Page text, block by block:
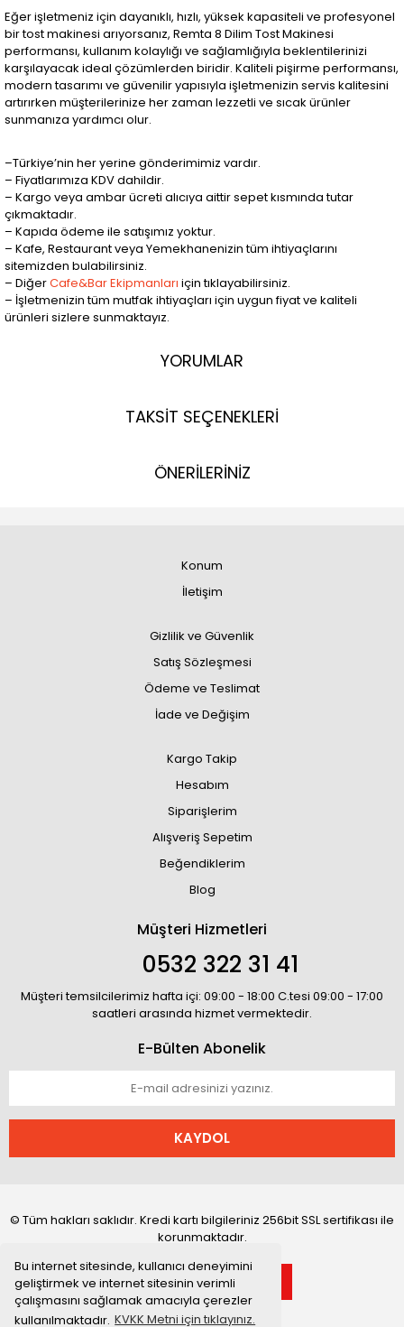
Bu internet sitesinde, kullanıcı deneyimini
geliştirmek ve internet sitesinin verimli
çalışmasını sağlamak amacıyla çerezler
kullanılmaktadır. KVKK Metni için tıklayınız.
Eğer işletmeniz için dayanıklı, hızlı, yüksek kapasiteli ve profesyonel
bir tost makinesi arıyorsanız, Remta 8 Dilim Tost Makinesi
performansı, kullanım kolaylığı ve sağlamlığıyla beklentilerinizi
karşılayacak ideal çözümlerden biridir. Kaliteli pişirme performansı,
modern tasarımı ve güvenilir yapısıyla işletmenizin servis kalitesini
artırırken müşterilerinize her zaman lezzetli ve sıcak ürünler
sunmanıza yardımcı olur.
–Türkiye’nin her yerine gönderimimiz vardır.
– Fiyatlarımıza KDV dahildir.
– Kargo veya ambar ücreti alıcıya aittir sepet kısmında tutar
çıkmaktadır.
– Kapıda ödeme ile satışımız yoktur.
– Kafe, Restaurant veya Yemekhanenizin tüm ihtiyaçlarını
sitemizden bulabilirsiniz.
– DiğerCafe&Bar Ekipmanları için tıklayabilirsiniz.
– İşletmenizin tüm mutfak ihtiyaçları için uygun fiyat ve kaliteli
ürünleri sizlere sunmaktayız.
YORUMLAR
TAKSİT SEÇENEKLERİ
ÖNERİLERİNİZ
Konum
İletişim
Gizlilik ve Güvenlik
Satış Sözleşmesi
Ödeme ve Teslimat
İade ve Değişim
Kargo Takip
Hesabım
Siparişlerim
Alışveriş Sepetim
Beğendiklerim
Blog
Müşteri Hizmetleri
0532 322 31 41
Müşteri temsilcilerimiz hafta içi: 09:00 - 18:00 C.tesi 09:00 - 17:00
saatleri arasında hizmet vermektedir.
E-Bülten Abonelik
KAYDOL
© Tüm hakları saklıdır. Kredi kartı bilgileriniz 256bit SSL sertifikası ile
korunmaktadır.